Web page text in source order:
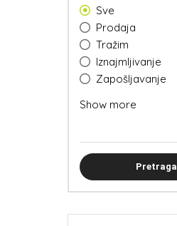
Sve
Prodaja
Tražim
Iznajmljivanje
Zapošljavanje
Besplatno
Drugo...
Show more
Pretraga